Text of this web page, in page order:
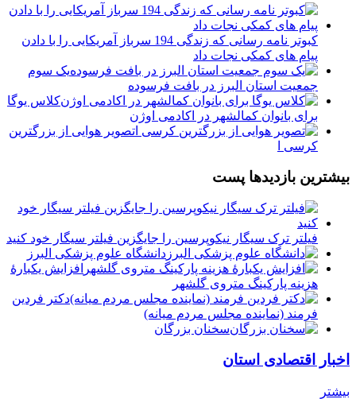
کبوتر نامه رسانی که زندگی 194 سرباز آمریکایی را با دادن
پیام های کمکی نجات داد
یک سوم
جمعیت استان البرز در بافت فرسوده
کلاس یوگا
برای بانوان کمالشهر در اکادمی اوژن
تصویر هوایی از بزرگترین
کرسی ا
بیشترین بازدیدها پست
فیلتر ترک سیگار نیکوپرسین را جایگزین فیلتر سیگار خود کنید
دانشگاه علوم پزشکی البرز
افزایش یکبارۀ
هزینه پارکینگ متروی گلشهر
دكتر فردين
فرمند (نماينده مجلس مردم میانه)
سخنان بزرگان
اخبار اقتصادی استان
بیشتر